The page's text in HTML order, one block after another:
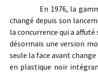
En 1976, la gamme
changé depuis son
la concurrence qui a
désormais une version
seule la face avant
en plastique noir